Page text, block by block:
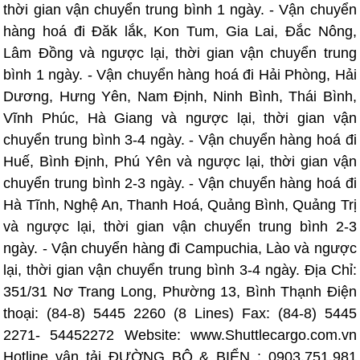
thời gian vận chuyển trung bình 1 ngày. - Vận chuyển
hàng hoá đi Đăk lắk, Kon Tum, Gia Lai, Đắc Nông,
Lâm Đồng và ngược lại, thời gian vận chuyển trung
bình 1 ngày. - Vận chuyển hàng hoá đi Hải Phòng, Hải
Dương, Hưng Yên, Nam Định, Ninh Bình, Thái Bình,
Vĩnh Phúc, Hà Giang và ngược lại, thời gian vận
chuyển trung bình 3-4 ngày. - Vận chuyển hàng hoá đi
Huế, Bình Định, Phú Yên và ngược lại, thời gian vận
chuyển trung bình 2-3 ngày. - Vận chuyển hàng hoá đi
Hà Tĩnh, Nghệ An, Thanh Hoá, Quảng Bình, Quảng Trị
và ngược lại, thời gian vận chuyển trung bình 2-3
ngày. - Vận chuyển hàng đi Campuchia, Lào và ngược
lại, thời gian vận chuyển trung bình 3-4 ngày. Địa Chỉ:
351/31 Nơ Trang Long, Phường 13, Bình Thạnh Điện
thoại: (84-8) 5445 2260 (8 Lines) Fax: (84-8) 5445
2271- 54452272 Website: www.Shuttlecargo.com.vn
Hotline vận tải ĐƯỜNG BỘ & BIỂN : 0903.751.981